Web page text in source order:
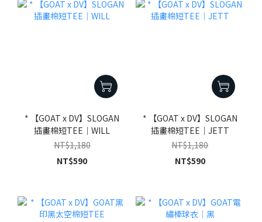
* 【GOAT x DV】SLOGAN
插畫棉短TEE｜WILL
NT$1,180
NT$590
* 【GOAT x DV】SLOGAN
插畫棉短TEE｜JETT
NT$1,180
NT$590